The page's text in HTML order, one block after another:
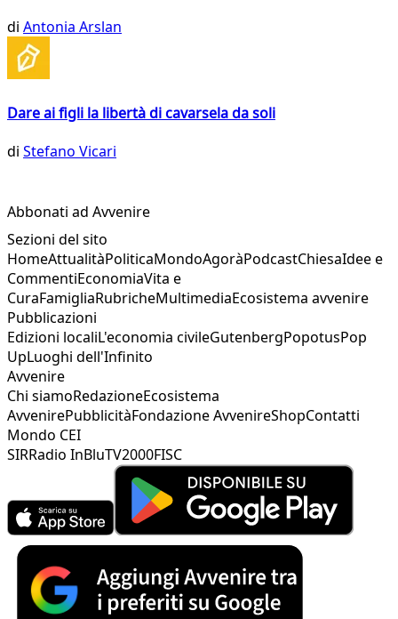
di Antonia Arslan
Dare ai figli la libertà di cavarsela da soli
di Stefano Vicari
Abbonati ad Avvenire
Sezioni del sito
HomeAttualitàPoliticaMondoAgoràPodcastChiesaIdee e
CommentiEconomiaVita e
CuraFamigliaRubricheMultimediaEcosistema avvenire
Pubblicazioni
Edizioni localiL'economia civileGutenbergPopotusPop
UpLuoghi dell'Infinito
Avvenire
Chi siamoRedazioneEcosistema
AvvenirePubblicitàFondazione AvvenireShopContatti
Mondo CEI
SIRRadio InBluTV2000FISC